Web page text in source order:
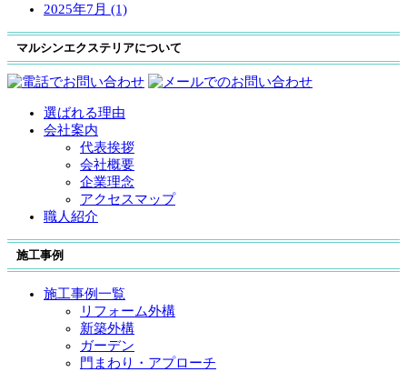
2025年7月 (1)
マルシンエクステリアについて
選ばれる理由
会社案内
代表挨拶
会社概要
企業理念
アクセスマップ
職人紹介
施工事例
施工事例一覧
リフォーム外構
新築外構
ガーデン
門まわり・アプローチ